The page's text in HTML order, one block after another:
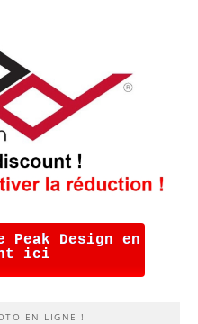
Design en
ici
EN LIGNE !